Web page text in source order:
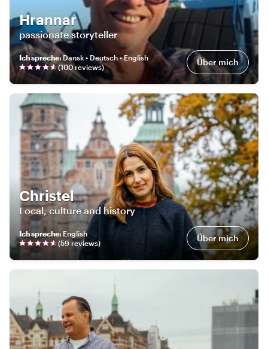
Hrannar
passionate storyteller
Ich spreche: Dansk • Deutsch • English
(100 reviews) Über mich
Christel
Local, culture and history
Ich spreche: English
(59 reviews) Über mich